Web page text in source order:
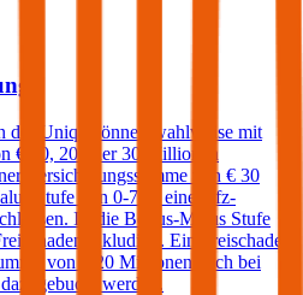
der Uniqa können wahlweise mit
€ 10, 20 oder 30 Millionen
Versicherungssumme von € 30
Stufe von 0-7 ist eine Kfz-
Ist die Bonus-Malus Stufe
inkludiert. Ein Freischaden
von € 20 Millionen auch bei
werden.